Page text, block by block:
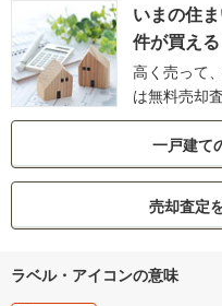
いまの住
件が買える
高く売って
は無料売却
一戸建て
売却査定
ラベル・アイコンの意味